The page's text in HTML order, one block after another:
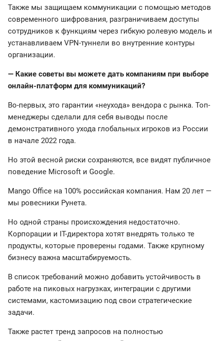
Также мы защищаем коммуникации с помощью методов
современного шифрования, разграничиваем доступы
сотрудников к функциям через гибкую ролевую модель и
устанавливаем VPN-туннели во внутренние контуры
организации.
— Какие советы вы можете дать компаниям при выборе
онлайн-платформ для коммуникаций?
Во-первых, это гарантии «неухода» вендора с рынка. Топ-
менеджеры сделали для себя выводы после
демонстративного ухода глобальных игроков из России
в начале 2022 года.
Но этой весной риски сохраняются, все видят публичное
поведение Microsoft и Google.
Mango Office на 100% российская компания. Нам 20 лет —
мы ровесники Рунета.
Но одной страны происхождения недостаточно.
Корпорации и IT-директора хотят внедрять только те
продукты, которые проверены годами. Также крупному
бизнесу важна масштабируемость.
В список требований можно добавить устойчивость в
работе на пиковых нагрузках, интеграции с другими
системами, кастомизацию под свои стратегические
задачи.
Также растет тренд запросов на полностью